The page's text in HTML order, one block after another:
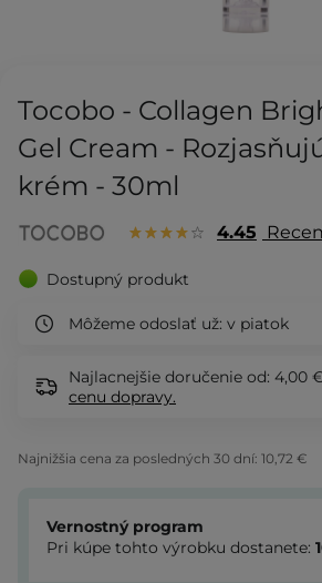
Tocobo - Collagen
Gel Cream -
krém - 30ml
4.45
Dostupný produkt
Môžeme odoslať už: v piatok
Najlacnejšie doručenie od: 4,00
cenu dopravy.
Najnižšia cena za posledných 30 dní: 10,72 €
Vernostný program
Pri kúpe tohto výrobku dostanete: